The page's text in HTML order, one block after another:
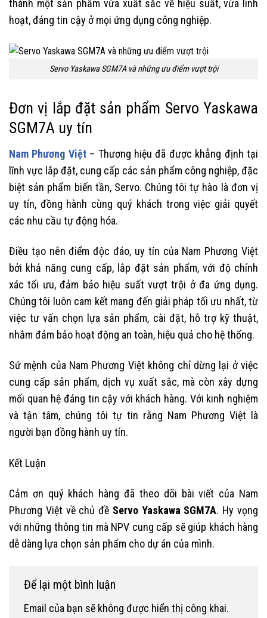
thành một sản phẩm vừa xuất sắc về hiệu suất, vừa linh
hoạt, đáng tin cậy ở mọi ứng dụng công nghiệp.
Servo Yaskawa SGM7A và những ưu điểm vượt trội
Đơn vị lắp đặt sản phẩm Servo Yaskawa
SGM7A uy tín
Nam Phương Việt– Thương hiệu đã được khẳng định tại
lĩnh vực lắp đặt, cung cấp các sản phẩm công nghiệp, đặc
biệt sản phẩm biến tần, Servo. Chúng tôi tự hào là đơn vị
uy tín, đồng hành cùng quý khách trong việc giải quyết
các nhu cầu tự động hóa.
Điều tạo nên điểm độc đáo, uy tín của Nam Phương Việt
bởi khả năng cung cấp, lắp đặt sản phẩm, với độ chính
xác tối ưu, đảm bảo hiệu suất vượt trội ở đa ứng dụng.
Chúng tôi luôn cam kết mang đến giải pháp tối ưu nhất, từ
việc tư vấn chọn lựa sản phẩm, cài đặt, hỗ trợ kỹ thuật,
nhằm đảm bảo hoạt động an toàn, hiệu quả cho hệ thống.
Sứ mệnh của Nam Phương Việt không chỉ dừng lại ở việc
cung cấp sản phẩm, dịch vụ xuất sắc, mà còn xây dựng
mối quan hệ đáng tin cậy với khách hàng. Với kinh nghiệm
và tận tâm, chúng tôi tự tin rằng Nam Phương Việt là
người bạn đồng hành uy tín.
Kết Luận
Cảm ơn quý khách hàng đã theo dõi bài viết của Nam
Phương Việt về chủ đề Servo Yaskawa SGM7A. Hy vọng
với những thông tin mà NPV cung cấp sẽ giúp khách hàng
dễ dàng lựa chọn sản phẩm cho dự án của mình.
Để lại một bình luận
Email của bạn sẽ không được hiển thị công khai.